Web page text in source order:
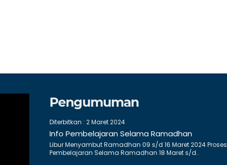
Pengumuman
Diterbitkan : 2 Maret 2024
Info Pembelajaran Selama Ramadhan
Libur Menyambut Ramadhan 09 s/d 16 Maret 2024 Proses
Pembelajaran Selama Ramadhan 18 Maret s/d..